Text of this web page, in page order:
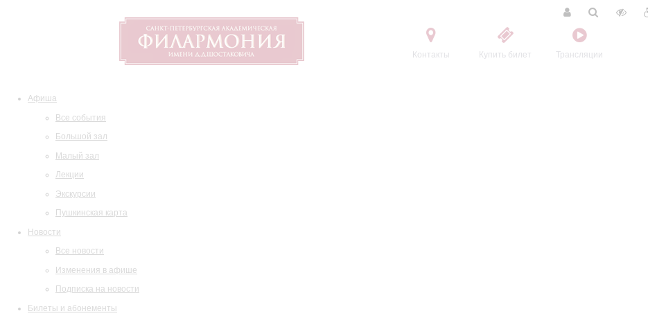
Контакты Купить билет Трансляции
Афиша
Все события
Большой зал
Малый зал
Лекции
Экскурсии
Пушкинская карта
Новости
Все новости
Изменения в афише
Подписка на новости
Билеты и абонементы